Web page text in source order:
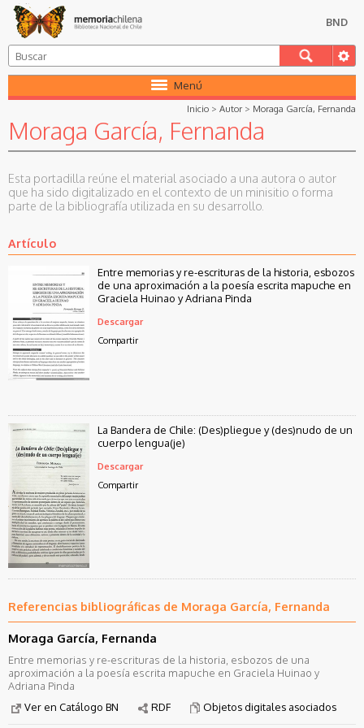
BND
Menú
Inicio > Autor > Moraga García, Fernanda
Moraga García, Fernanda
Esta portadilla reúne el material asociado a una autora o autor
que ha sido digitalizado en el contexto de un minisitio o forma
parte de la bibliografía utilizada en su desarrollo.
Artículo
Entre memorias y re-escrituras de la historia, esbozos
de una aproximación a la poesía escrita mapuche en
Graciela Huinao y Adriana Pinda
Descargar
Compartir
La Bandera de Chile: (Des)pliegue y (des)nudo de un
cuerpo lengua(je)
Descargar
Compartir
Referencias bibliográficas de Moraga García, Fernanda
Moraga García, Fernanda
Entre memorias y re-escrituras de la historia, esbozos de una
aproximación a la poesía escrita mapuche en Graciela Huinao y
Adriana Pinda
Ver en Catálogo BN
RDF Objetos digitales asociados